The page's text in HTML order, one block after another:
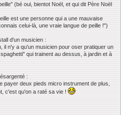
(bé oui, bientot Noël, et qui dit Père Noël
est une personne qui a une mauvaise
celui-là, une vraie langue de peille !")
d'un musicien :
il n'y a qu'un musicien pour oser pratiquer un
qui trainent au dessus, à jardin et à
:
deux pieds micro instrument de plus,
c'est qu'on a raté sa vie !